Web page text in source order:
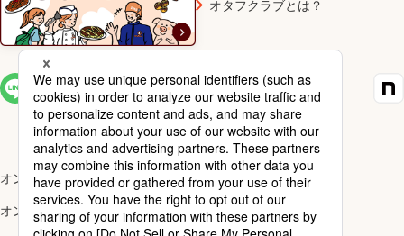
オタフクラブとは？
SNS一覧
オンラインショップ楽天市場店
オンラインショップYahoo!店